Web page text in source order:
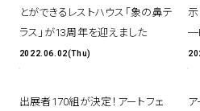
とができるレストハウス「象の鼻テ
ラス」が13周年を迎えました
2022.06.02(Thu)
示
出展者170組が決定！アートフェ
ア